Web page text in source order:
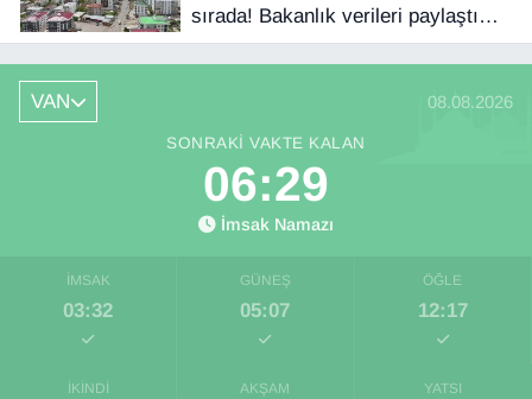
sırada! Bakanlık verileri paylaştı…
VAN 08.08.2026
SONRAKI VAKTE KALAN
06:28
İmsak Namazı
İMSAK
03:32
GÜNEŞ
05:07
ÖĞLE
12:17
İKINDI AKŞAM YATSI